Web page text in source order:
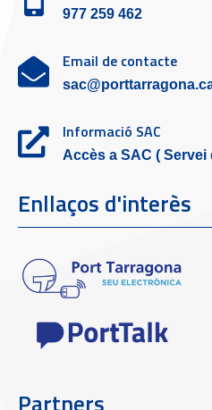
977 259 462
Email de contacte
Informació SAC
Accès a SAC (
Enllaços d'interès